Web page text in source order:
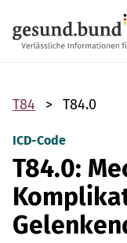
T84 T84.0
ICD-Code
T84.0: